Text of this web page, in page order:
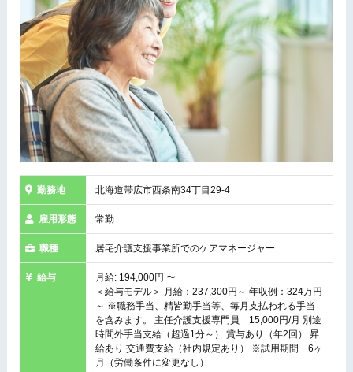
勤務地 北海道帯広市西条南34丁目29-4
雇用形態 常勤
職種 居宅介護支援事業所でのケアマネージャー
給与
月給: 194,000円 〜
＜給与モデル＞ 月給：237,300円～ 年収例：324万円
～ ※職務手当、精皆勤手当等、毎月支払われる手当
を含みます。 主任介護支援専門員 15,000円/月 別途
時間外手当支給（超過1分～） 賞与あり（年2回） 昇
給あり 交通費支給（社内規定あり） ※試用期間 6ヶ
月（労働条件に変更なし）